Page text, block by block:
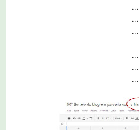
...
...
...
...
...
...